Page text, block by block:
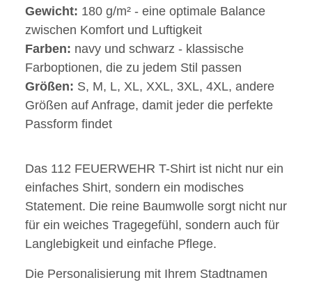
Gewicht: 180 g/m² - eine optimale Balance
zwischen Komfort und Luftigkeit
Farben: navy und schwarz - klassische
Farboptionen, die zu jedem Stil passen
Größen: S, M, L, XL, XXL, 3XL, 4XL, andere
Größen auf Anfrage, damit jeder die perfekte
Passform findet
Das 112 FEUERWEHR T-Shirt ist nicht nur ein
einfaches Shirt, sondern ein modisches
Statement. Die reine Baumwolle sorgt nicht nur
für ein weiches Tragegefühl, sondern auch für
Langlebigkeit und einfache Pflege.
Die Personalisierung mit Ihrem Stadtnamen